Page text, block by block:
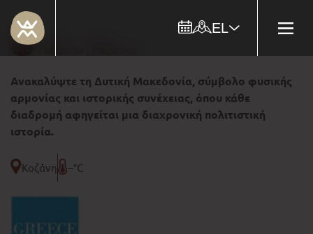
EL
Ανακαλύψτε τη Δυτική Μακεδονία, σύμβολο φυσικής
αρμονίας και ιστορικής συνέχειας, όπου κάθε
διαδρομή αφηγείται μια διαχρονική πολιτιστική
ιστορία.
Κοζάνη --°C